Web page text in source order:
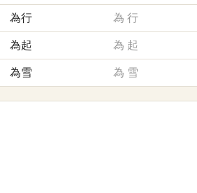
為行 為 行
為起 為 起
為雪 為 雪